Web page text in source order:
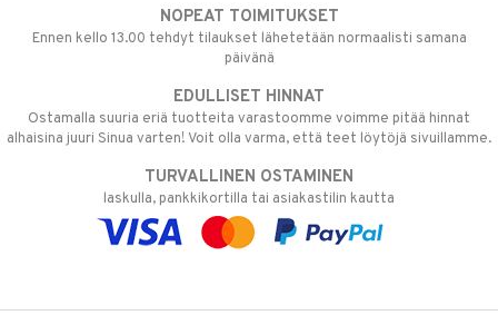
NOPEAT TOIMITUKSET
Ennen kello 13.00 tehdyt tilaukset lähetetään normaalisti samana
päivänä
EDULLISET HINNAT
Ostamalla suuria eriä tuotteita varastoomme voimme pitää hinnat
alhaisina juuri Sinua varten! Voit olla varma, että teet löytöjä sivuillamme.
TURVALLINEN OSTAMINEN
laskulla, pankkikortilla tai asiakastilin kautta